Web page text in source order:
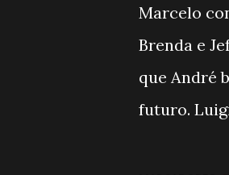
Marcelo
Brenda e
que André
futuro.